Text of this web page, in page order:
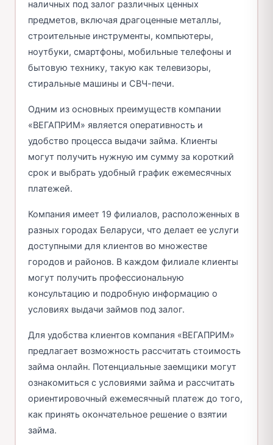
наличных под залог различных ценных
предметов, включая драгоценные металлы,
строительные инструменты, компьютеры,
ноутбуки, смартфоны, мобильные телефоны и
бытовую технику, такую как телевизоры,
стиральные машины и СВЧ-печи.
Одним из основных преимуществ компании
«ВЕГАПРИМ» является оперативность и
удобство процесса выдачи займа. Клиенты
могут получить нужную им сумму за короткий
срок и выбрать удобный график ежемесячных
платежей.
Компания имеет 19 филиалов, расположенных в
разных городах Беларуси, что делает ее услуги
доступными для клиентов во множестве
городов и районов. В каждом филиале клиенты
могут получить профессиональную
консультацию и подробную информацию о
условиях выдачи займов под залог.
Для удобства клиентов компания «ВЕГАПРИМ»
предлагает возможность рассчитать стоимость
займа онлайн. Потенциальные заемщики могут
ознакомиться с условиями займа и рассчитать
ориентировочный ежемесячный платеж до того,
как принять окончательное решение о взятии
займа.